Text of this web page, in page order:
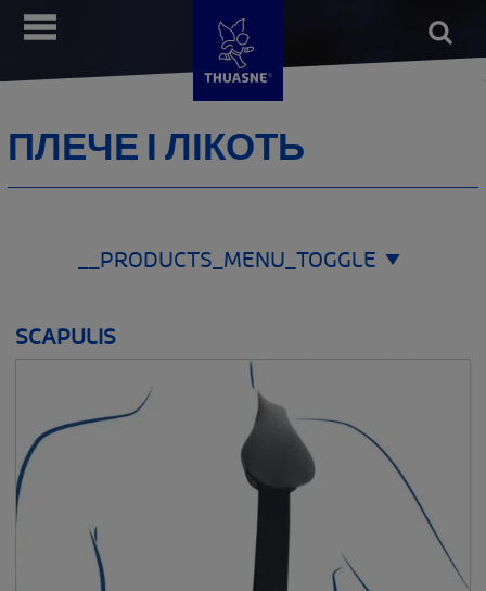
Перейти
Open
form __MENU
ПЛЕЧЕ І ЛІКОТЬ
__PRODUCTS_MENU_TOGGLE
__SHOW
ЗОНА ЗАСТОСУВАННЯ
СТОПА
НОГА
SCAPULIS